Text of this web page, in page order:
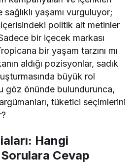
yaşamı vurguluyor;
politik alt metinler
bir içecek markası
bir yaşam tarzını mı
aldığı pozisyonlar, sadık
büyük rol
göz önünde bulundurunca,
tüketici seçimlerini
Hangi
Cevap